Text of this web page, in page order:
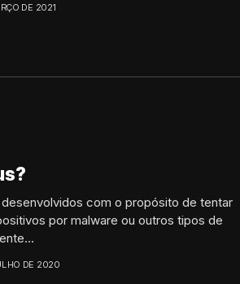
DE 2021
com o propósito de tentar
por malware ou outros tipos de
DE 2020